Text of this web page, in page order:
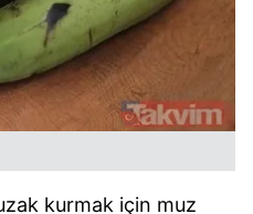
kurmak için muz